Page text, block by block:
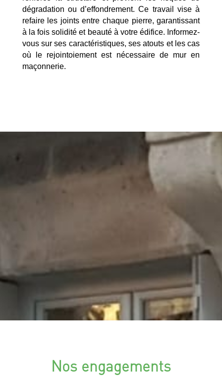
dégradation ou d’effondrement. Ce travail vise à
refaire les joints entre chaque pierre, garantissant
à la fois solidité et beauté à votre édifice. Informez-
vous sur ses caractéristiques, ses atouts et les cas
où le rejointoiement est nécessaire de mur en
maçonnerie.
Nos engagements